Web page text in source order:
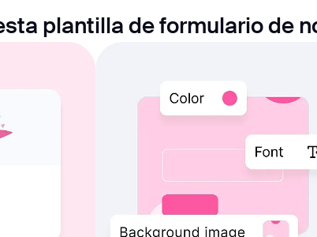
plantilla de formulario de